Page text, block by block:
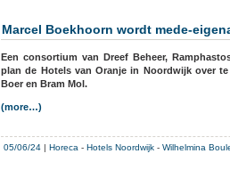
Marcel Boekhoorn wordt mede-
Een consortium van Dreef Beheer,
plan de Hotels van Oranje in Noordwijk over
Boer en Bram Mol.
(more…)
05/06/24 | Horeca - Hotels Noordwijk - Wilhelmina